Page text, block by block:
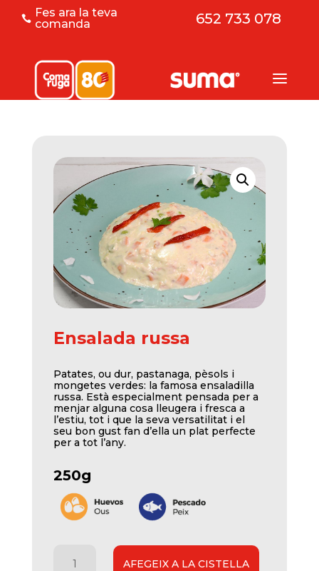
 Fes ara la teva
comanda
652 733 078
Ensalada russa
Patates, ou dur, pastanaga, pèsols i
mongetes verdes: la famosa ensaladilla
russa. Està especialment pensada per a
menjar alguna cosa lleugera i fresca a
l’estiu, tot i que la seva versatilitat i el
seu bon gust fan d’ella un plat perfecte
per a tot l’any.
250g
AFEGEIX A LA CISTELLA